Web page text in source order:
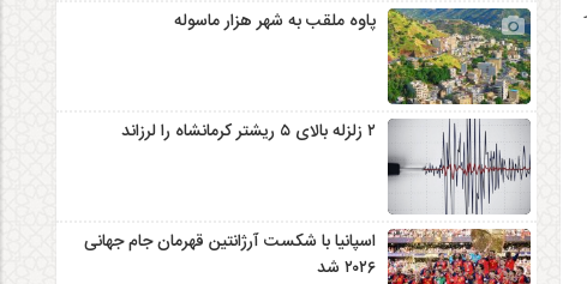
پاوه ملقب به شهر هزار ماسوله
۲ زلزله‌ بالای ۵ ریشتر کرمانشاه را لرزاند
اسپانیا با شکست آرژانتین قهرمان جام جهانی
۲۰۲۶ شد